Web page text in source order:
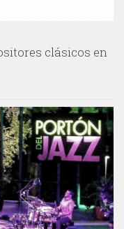
clásicos en